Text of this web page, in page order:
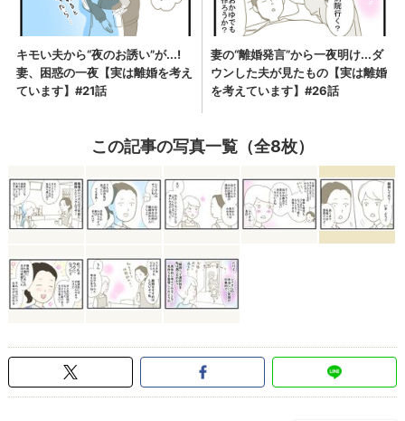
この記事の写真一覧（全8枚）